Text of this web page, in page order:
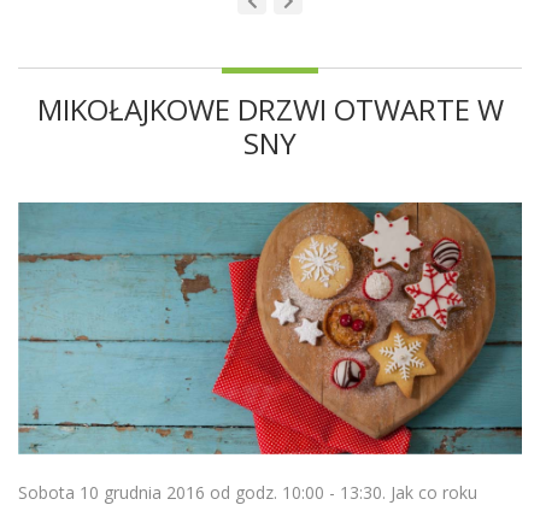
MIKOŁAJKOWE DRZWI OTWARTE W
SNY
Sobota 10 grudnia 2016 od godz. 10:00 - 13:30. Jak co roku